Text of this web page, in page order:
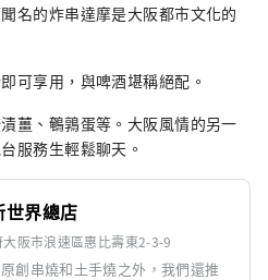
名的炸串達摩是大阪都市文化的
可享用，與啤酒堪稱絕配。
薑、鵪鶉蛋等。大阪風情的另一
服務生輕鬆聊天。
界總店
阪市浪速區惠比壽東2-3-9
創串燒和土手燒之外，我們還推